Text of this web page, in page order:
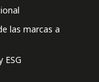
las marcas a
ESG